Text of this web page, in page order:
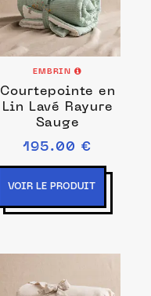
EMBRIN
Courtepointe en
Lin Lavé Rayure
Sauge
195.00 €
VOIR LE PRODUIT